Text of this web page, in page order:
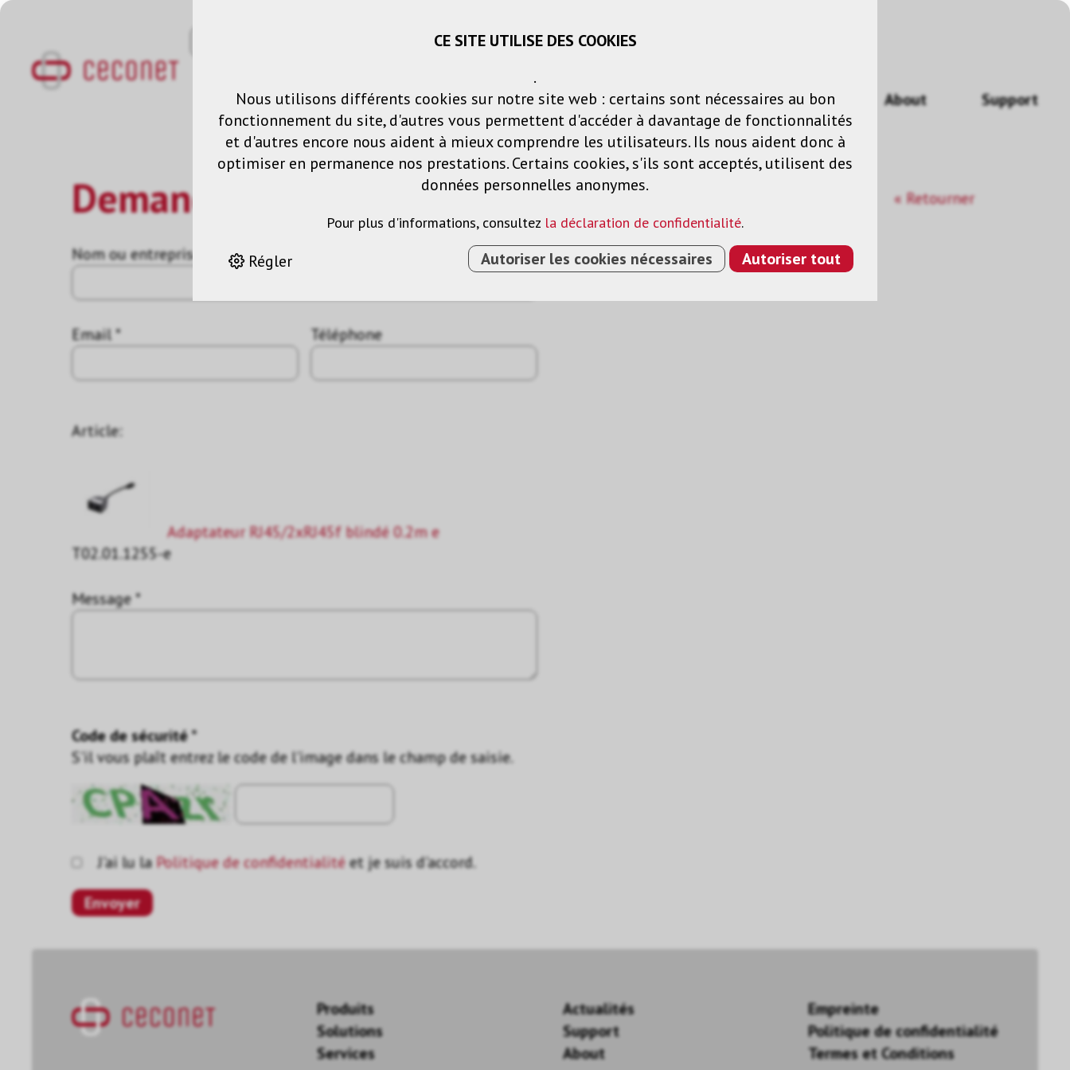
Panier Listes de voeux
Produits Solutions Services Actualités About Support
« Retourner
Demande
Nom ou entreprise *
Email * Téléphone
Article:
Adaptateur RJ45/2xRJ45f blindé 0.2m e
T02.01.1255-e
Message *
Code de sécurité *
S'il vous plaît entrez le code de l'image dans le champ de saisie.
J'ai lu laPolitique de confidentialitéet je suis d'accord.
Produits
Solutions
Services
Actualités
Support
About
Empreinte
Politique de confidentialité
Termes et Conditions
CE SITE UTILISE DES COOKIES
.
Nous utilisons différents cookies sur notre site web : certains sont nécessaires au bon
fonctionnement du site, d'autres vous permettent d'accéder à davantage de fonctionnalités
et d'autres encore nous aident à mieux comprendre les utilisateurs. Ils nous aident donc à
optimiser en permanence nos prestations. Certains cookies, s'ils sont acceptés, utilisent des
données personnelles anonymes.
Pour plus d'informations, consultez la déclaration de confidentialité.
Régler Autoriser les cookies nécessaires Autoriser tout